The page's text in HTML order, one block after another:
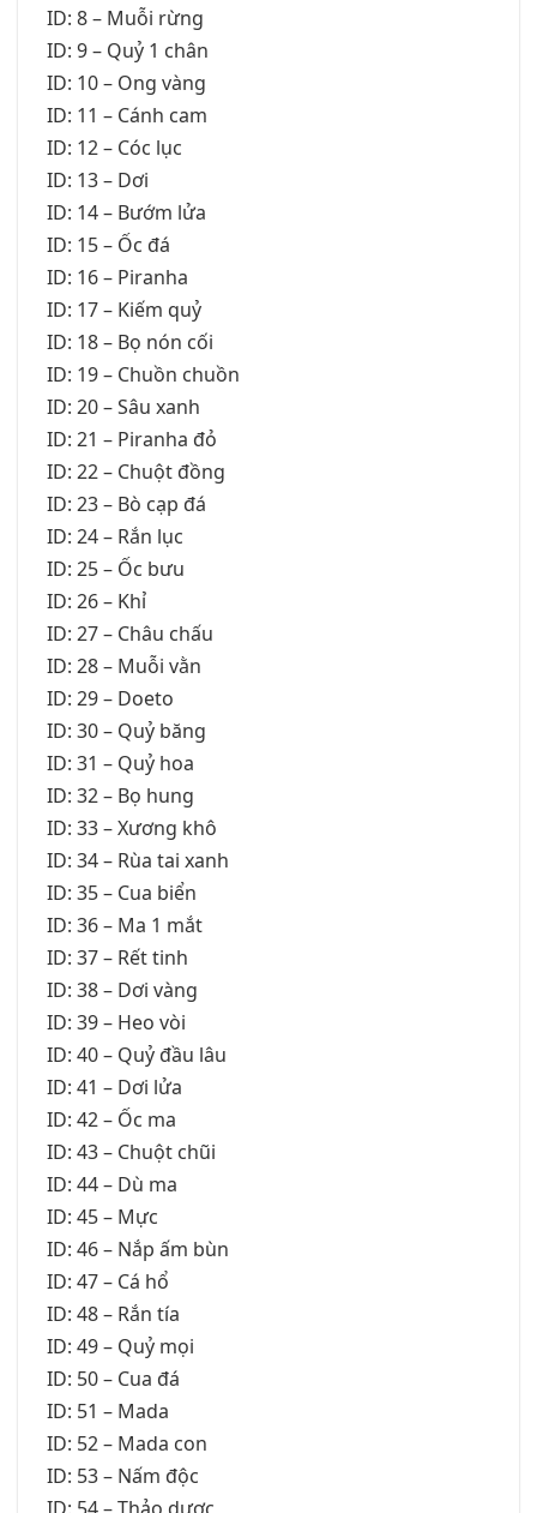
ID: 8 – Muỗi rừng
ID: 9 – Quỷ 1 chân
ID: 10 – Ong vàng
ID: 11 – Cánh cam
ID: 12 – Cóc lục
ID: 13 – Dơi
ID: 14 – Bướm lửa
ID: 15 – Ốc đá
ID: 16 – Piranha
ID: 17 – Kiếm quỷ
ID: 18 – Bọ nón cối
ID: 19 – Chuồn chuồn
ID: 20 – Sâu xanh
ID: 21 – Piranha đỏ
ID: 22 – Chuột đồng
ID: 23 – Bò cạp đá
ID: 24 – Rắn lục
ID: 25 – Ốc bưu
ID: 26 – Khỉ
ID: 27 – Châu chấu
ID: 28 – Muỗi vằn
ID: 29 – Doeto
ID: 30 – Quỷ băng
ID: 31 – Quỷ hoa
ID: 32 – Bọ hung
ID: 33 – Xương khô
ID: 34 – Rùa tai xanh
ID: 35 – Cua biển
ID: 36 – Ma 1 mắt
ID: 37 – Rết tinh
ID: 38 – Dơi vàng
ID: 39 – Heo vòi
ID: 40 – Quỷ đầu lâu
ID: 41 – Dơi lửa
ID: 42 – Ốc ma
ID: 43 – Chuột chũi
ID: 44 – Dù ma
ID: 45 – Mực
ID: 46 – Nắp ấm bùn
ID: 47 – Cá hổ
ID: 48 – Rắn tía
ID: 49 – Quỷ mọi
ID: 50 – Cua đá
ID: 51 – Mada
ID: 52 – Mada con
ID: 53 – Nấm độc